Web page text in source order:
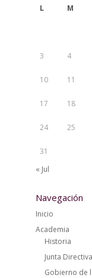
L M
3 4
10 11
17 18
24 25
31
« Jul
Navegación
Inicio
Academia
Historia
Junta Directiva
Gobierno de